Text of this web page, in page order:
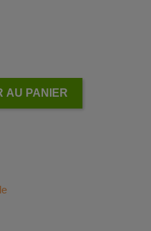
AU PANIER